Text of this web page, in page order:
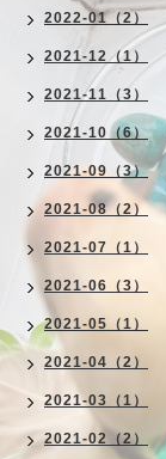
2022-01（2）
2021-12（1）
2021-11（3）
2021-10（6）
2021-09（3）
2021-08（2）
2021-07（1）
2021-06（3）
2021-05（1）
2021-04（2）
2021-03（1）
2021-02（2）